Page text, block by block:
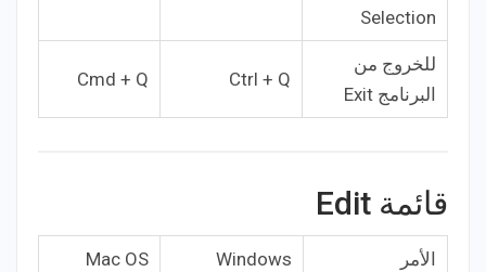
Selection
للخروج من
البرنامج Exit
Ctrl + Q
Cmd + Q
قائمة Edit
الأمر Windows
Mac OS